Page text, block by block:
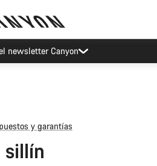
newsletter Canyon
y garantías
sillín